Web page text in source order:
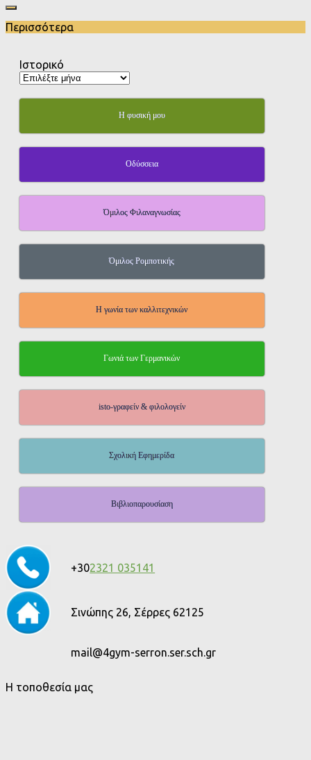
Περισσότερα
Ιστορικό
Η φυσική μου
Οδύσσεια
Όμιλος Φιλαναγνωσίας
Όμιλος Ρομποτικής
Η γωνία των καλλιτεχνικών
Γωνιά των Γερμανικών
isto-γραφείν & φιλολογείν
Σχολική Εφημερίδα
Βιβλιοπαρουσίαση
+302321 035141
Σινώπης 26, Σέρρες 62125
mail@4gym-serron.ser.sch.gr
Η τοποθεσία μας